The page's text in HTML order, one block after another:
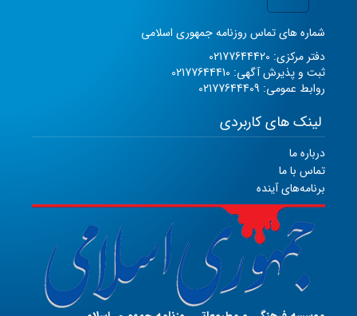
شماره های تماس روزنامه جمهوری اسلامی
دفتر مرکزی: 02177644420
ثبت و پذیرش آگهی: 02177644410
روابط عمومی: 02177644409
لینک های کاربردی
درباره ما
تماس با ما
برنامه‌های آینده